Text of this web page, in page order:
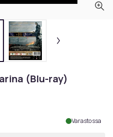
(Blu-ray)
Varastossa